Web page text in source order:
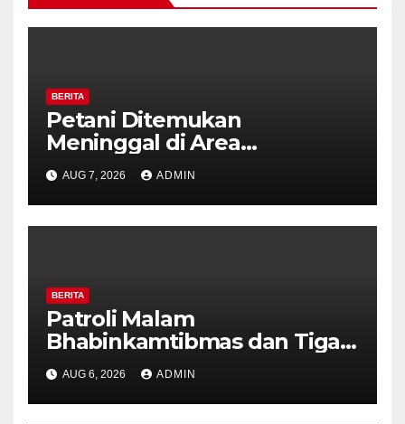
BERITA
Petani Ditemukan
Meninggal di Area
Persawahan Kalibeji, Polisi
Pastikan Tidak Ada Tanda
Kekerasan
AUG 7, 2026 ADMIN
BERITA
Patroli Malam
Bhabinkamtibmas dan Tiga
Pilar Kelurahan Ungaran
Perkuat Kamtibmas, Warga
Diajak Aktifkan Ronda
AUG 6, 2026 ADMIN